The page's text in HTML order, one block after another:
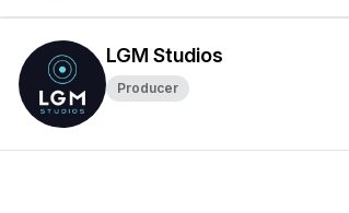
LGM Studios
Producer